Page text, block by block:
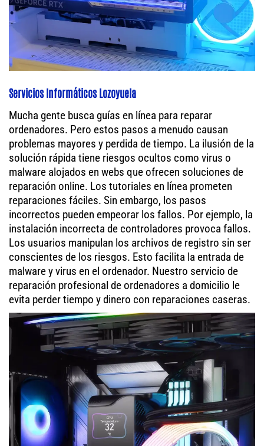
Servicios Informáticos Lozoyuela
Mucha gente busca guías en línea para reparar
ordenadores. Pero estos pasos a menudo causan
problemas mayores y perdida de tiempo. La ilusión de la
solución rápida tiene riesgos ocultos como virus o
malware alojados en webs que ofrecen soluciones de
reparación online. Los tutoriales en línea prometen
reparaciones fáciles. Sin embargo, los pasos
incorrectos pueden empeorar los fallos. Por ejemplo, la
instalación incorrecta de controladores provoca fallos.
Los usuarios manipulan los archivos de registro sin ser
conscientes de los riesgos. Esto facilita la entrada de
malware y virus en el ordenador. Nuestro servicio de
reparación profesional de ordenadores a domicilio le
evita perder tiempo y dinero con reparaciones caseras.